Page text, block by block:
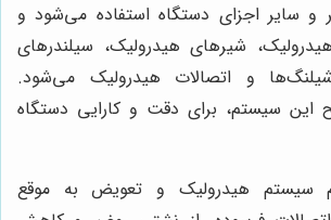
و سایر اجزای دستگاه استفاده می‌شود و
شیرهای هیدرولیک، سیلندرهای
و اتصالات هیدرولیک می‌شود.
این سیستم، برای دقت و کارایی دستگاه
سیستم هیدرولیک و تعویض به موقع